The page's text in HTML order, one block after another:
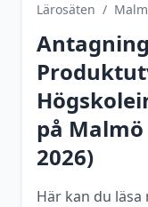
Lärosäten /
på
2026)
Här kan du